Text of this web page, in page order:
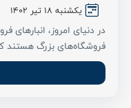
یکشنبه ۱8 تیر ۱۴۰۲
در دنیای امروز،
فروشگاه‌های بزرگ هستند که